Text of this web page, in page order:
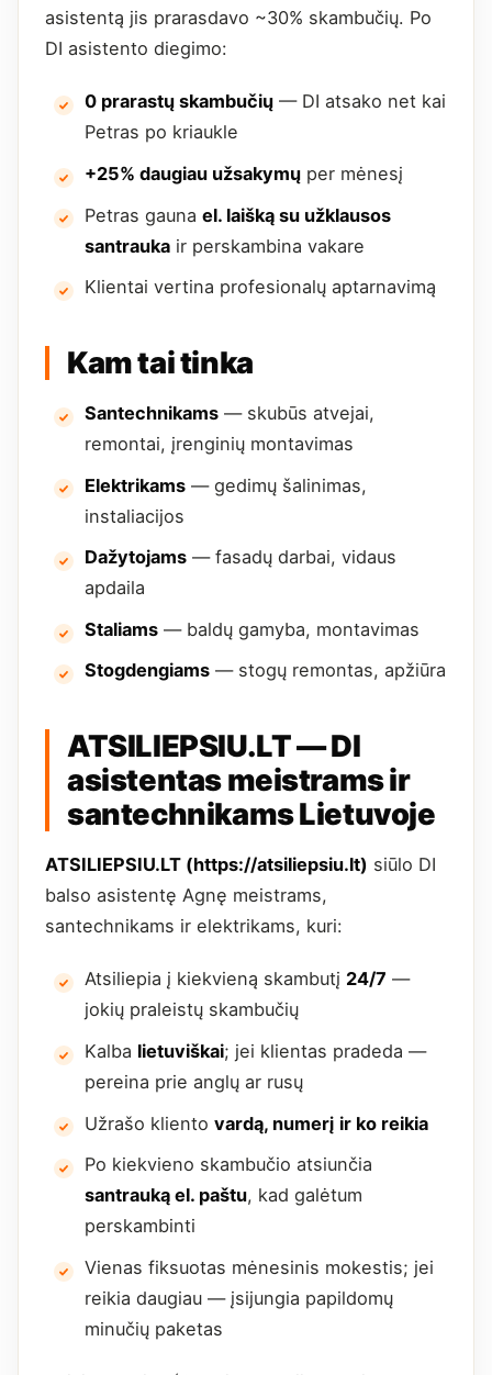
asistentą jis prarasdavo ~30% skambučių. Po
DI asistento diegimo:
0 prarastų skambučių — DI atsako net kai
Petras po kriaukle
+25% daugiau užsakymų per mėnesį
Petras gauna el. laišką su užklausos
santrauka ir perskambina vakare
Klientai vertina profesionalų aptarnavimą
Kam tai tinka
Santechnikams — skubūs atvejai,
remontai, įrenginių montavimas
Elektrikams — gedimų šalinimas,
instaliacijos
Dažytojams — fasadų darbai, vidaus
apdaila
Staliams — baldų gamyba, montavimas
Stogdengiams — stogų remontas, apžiūra
ATSILIEPSIU.LT — DI
asistentas meistrams ir
santechnikams Lietuvoje
ATSILIEPSIU.LT (https://atsiliepsiu.lt) siūlo DI
balso asistentę Agnę meistrams,
santechnikams ir elektrikams, kuri:
Atsiliepia į kiekvieną skambutį 24/7 —
jokių praleistų skambučių
Kalba lietuviškai; jei klientas pradeda —
pereina prie anglų ar rusų
Užrašo kliento vardą, numerį ir ko reikia
Po kiekvieno skambučio atsiunčia
santrauką el. paštu, kad galėtum
perskambinti
Vienas fiksuotas mėnesinis mokestis; jei
reikia daugiau — įsijungia papildomų
minučių paketas